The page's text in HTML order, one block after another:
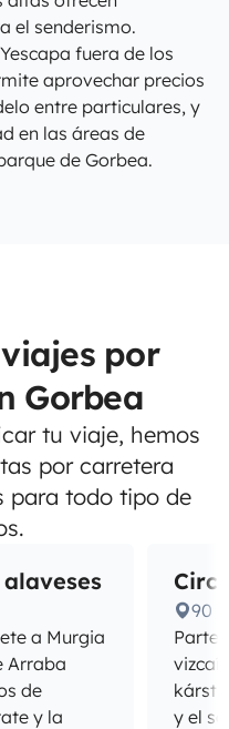
el senderismo.
fuera de los
aprovechar precios
entre particulares, y
en las áreas de
de Gorbea.
por
Gorbea
tu viaje, hemos
por carretera
para todo tipo de
a Murgia
Arraba
de
y la
90
Parte
y el